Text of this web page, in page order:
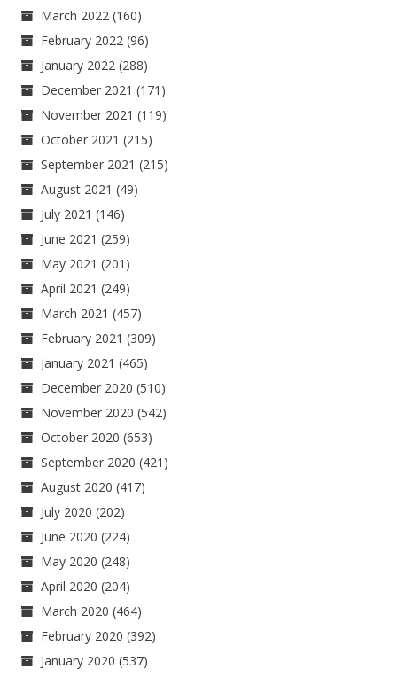
March 2022 (160)
February 2022 (96)
January 2022 (288)
December 2021 (171)
November 2021 (119)
October 2021 (215)
September 2021 (215)
August 2021 (49)
July 2021 (146)
June 2021 (259)
May 2021 (201)
April 2021 (249)
March 2021 (457)
February 2021 (309)
January 2021 (465)
December 2020 (510)
November 2020 (542)
October 2020 (653)
September 2020 (421)
August 2020 (417)
July 2020 (202)
June 2020 (224)
May 2020 (248)
April 2020 (204)
March 2020 (464)
February 2020 (392)
January 2020 (537)